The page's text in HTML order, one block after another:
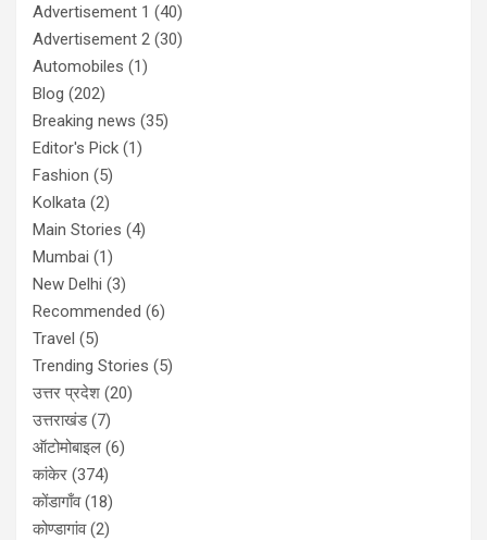
Advertisement 1 (40)
Advertisement 2 (30)
Automobiles (1)
Blog (202)
Breaking news (35)
Editor's Pick (1)
Fashion (5)
Kolkata (2)
Main Stories (4)
Mumbai (1)
New Delhi (3)
Recommended (6)
Travel (5)
Trending Stories (5)
उत्तर प्रदेश (20)
उत्तराखंड(7)
ऑटोमोबाइल (6)
कांकेर (374)
कोंडागाँव(18)
कोण्डागांव(2)